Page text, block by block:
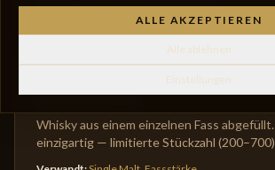
Verwandt:Roggen,Mash Bill,Bourbon
Single Cask
Whisky aus einem einzelnen Fass
einzigartig — limitierte Stückzahl
ALLE AKZEPTIEREN
Alle ablehnen
Einstellungen